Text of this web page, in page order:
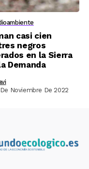
casi cien
negros
en la Sierra
Demanda
Noviembre De 2022